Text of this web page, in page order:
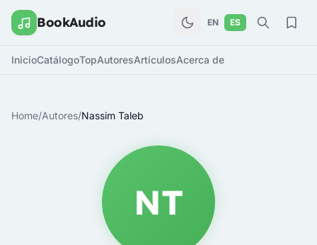
BookAudio EN ES
InicioCatálogoTopAutoresArtículosAcerca de
Home/Autores/Nassim Taleb
NT